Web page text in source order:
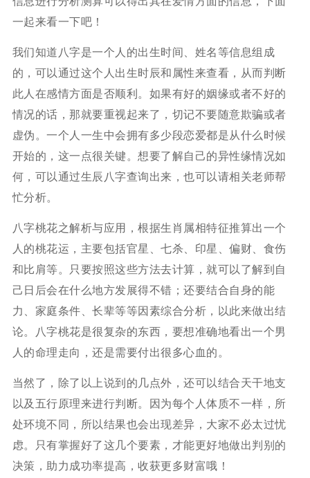
一起来看一下吧！
我们知道八字是一个人的出生时间、姓名等信息组成
的，可以通过这个人出生时辰和属性来查看，从而判断
此人在感情方面是否顺利。如果有好的姻缘或者不好的
情况的话，那就要重视起来了，切记不要随意欺骗或者
虚伪。一个人一生中会拥有多少段恋爱都是从什么时候
开始的，这一点很关键。想要了解自己的异性缘情况如
何，可以通过生辰八字查询出来，也可以请相关老师帮
忙分析。
八字桃花之解析与应用，根据生肖属相特征推算出一个
人的桃花运，主要包括官星、七杀、印星、偏财、食伤
和比肩等。只要按照这些方法去计算，就可以了解到自
己日后会在什么地方发展得不错；还要结合自身的能
力、家庭条件、长辈等等因素综合分析，以此来做出结
论。八字桃花是很复杂的东西，要想准确地看出一个男
人的命理走向，还是需要付出很多心血的。
当然了，除了以上说到的几点外，还可以结合天干地支
以及五行原理来进行判断。因为每个人体质不一样，所
处环境不同，所以结果也会出现差异，大家不必太过忧
虑。只有掌握好了这几个要素，才能更好地做出判别的
决策，助力成功率提高，收获更多财富哦！